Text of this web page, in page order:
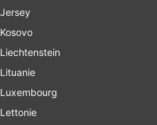
Jersey
Kosovo
Liechtenstein
Lituanie
Luxembourg
Lettonie